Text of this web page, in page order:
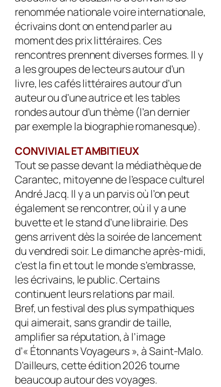
renommée nationale voire internationale,
écrivains dont on entend parler au
moment des prix littéraires. Ces
rencontres prennent diverses formes. Il y
a les groupes de lecteurs autour d’un
livre, les cafés littéraires autour d’un
auteur ou d’une autrice et les tables
rondes autour d’un thème (l’an dernier
par exemple la biographie romanesque).
CONVIVIAL ET AMBITIEUX
Tout se passe devant la médiathèque de
Carantec, mitoyenne de l’espace culturel
André Jacq. Il y a un parvis où l’on peut
également se rencontrer, où il y a une
buvette et le stand d’une librairie. Des
gens arrivent dès la soirée de lancement
du vendredi soir. Le dimanche après-midi,
c’est la fin et tout le monde s’embrasse,
les écrivains, le public. Certains
continuent leurs relations par mail.
Bref, un festival des plus sympathiques
qui aimerait, sans grandir de taille,
amplifier sa réputation, à l’image
d’« Étonnants Voyageurs », à Saint-Malo.
D’ailleurs, cette édition 2026 tourne
beaucoup autour des voyages.